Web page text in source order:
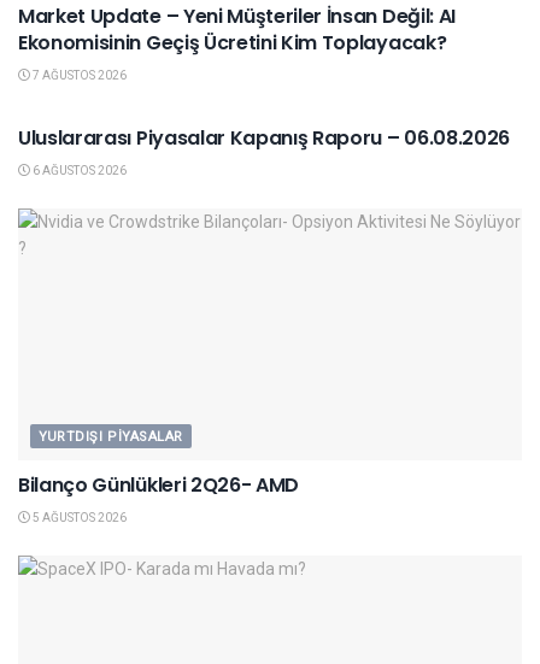
Market Update – Yeni Müşteriler İnsan Değil: AI
Ekonomisinin Geçiş Ücretini Kim Toplayacak?
7 AĞUSTOS 2026
Uluslararası Piyasalar Kapanış Raporu – 06.08.2026
6 AĞUSTOS 2026
YURTDIŞI PIYASALAR
Bilanço Günlükleri 2Q26- AMD
5 AĞUSTOS 2026